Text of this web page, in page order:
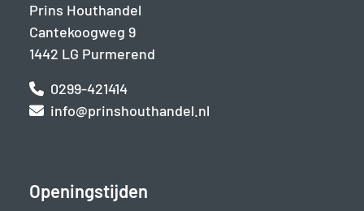
Prins Houthandel
Cantekoogweg 9
1442 LG Purmerend
0299-421414
info@prinshouthandel.nl
Openingstijden